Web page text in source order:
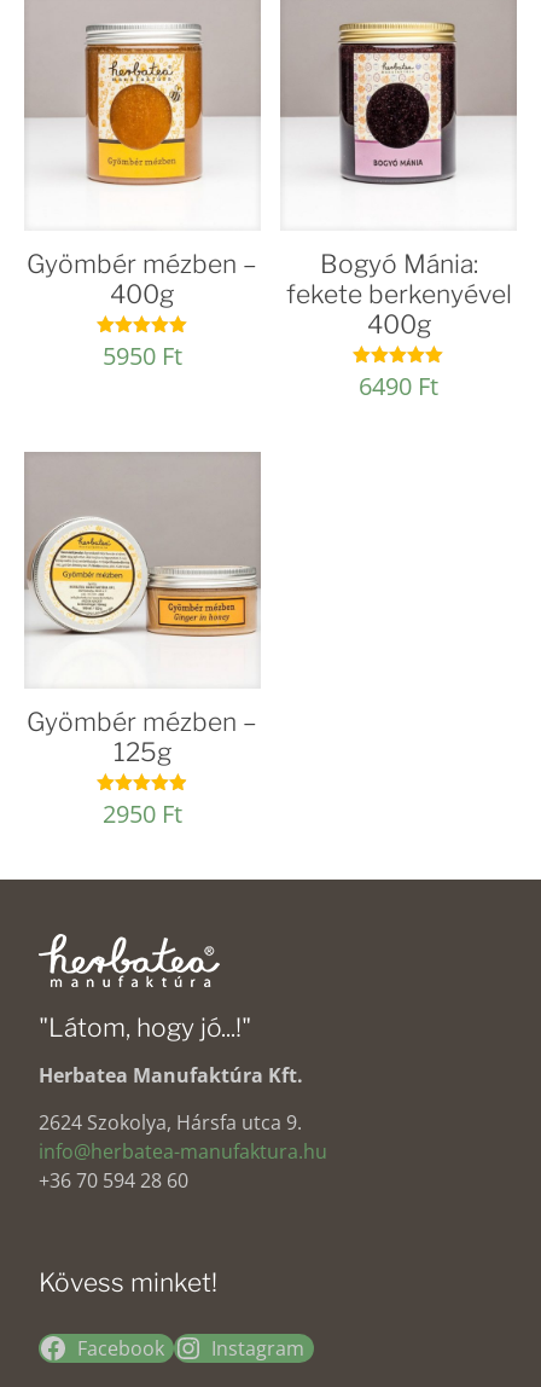
Gyömbér mézben –
400g
Értékelés:
4.93
5950 Ft
Bogyó Mánia:
fekete berkenyével
400g
Értékelés:
4.92
6490 Ft
Gyömbér mézben –
125g
Értékelés:
4.92
2950 Ft
"Látom, hogy jó...!"
Herbatea Manufaktúra Kft.
2624 Szokolya, Hársfa utca 9.
info@herbatea-manufaktura.hu
+36 70 594 28 60
Kövess minket!
Facebook Instagram